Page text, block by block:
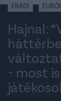
FRADI
Hajnal:
- most